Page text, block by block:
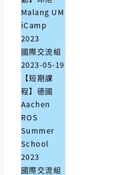
Malang UM
iCamp
2023
國際交流組
2023-05-19
【短期課
程】德國
Aachen
ROS
Summer
School
2023
國際交流組